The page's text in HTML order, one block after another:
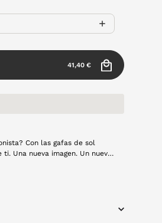
41,40 €
Con las gafas de sol
Una nueva imagen. Un nuevo